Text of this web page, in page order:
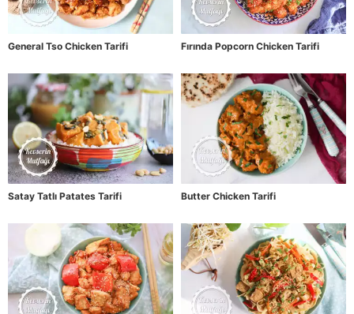
General Tso Chicken Tarifi Fırında Popcorn Chicken Tarifi
Satay Tatlı Patates Tarifi Butter Chicken Tarifi